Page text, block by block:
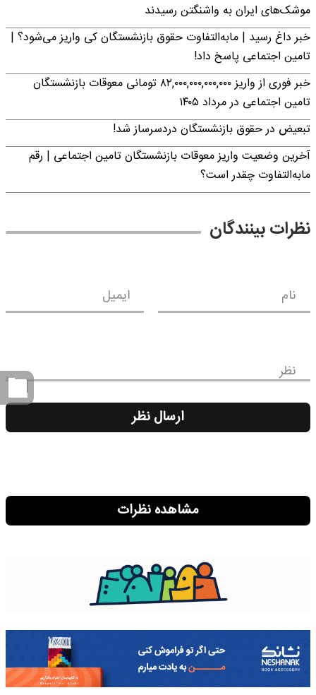
موشک‌های ایران به واشنگتن رسیدند
خبر داغ رسید | مابه‌التفاوت حقوق بازنشستگان کی واریز می‌شود؟ |
تامین اجتماعی پاسخ داد!
خبر فوری از واریز ۸۲,۰۰۰,۰۰۰,۰۰۰,۰۰۰ تومانی معوقات بازنشستگان
تامین اجتماعی در مرداد ۱۴۰۵
تبعیض در حقوق بازنشستگان دردسرساز شد!
آخرین وضعیت واریز معوقات بازنشستگان تامین اجتماعی | رقم
مابه‌التفاوت چقدر است؟
نظرات بینندگان
نام ایمیل
نظر
ارسال نظر
مشاهده نظرات